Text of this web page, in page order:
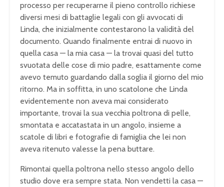
processo per recuperarne il pieno controllo richiese
diversi mesi di battaglie legali con gli avvocati di
Linda, che inizialmente contestarono la validità del
documento. Quando finalmente entrai di nuovo in
quella casa — la mia casa — la trovai quasi del tutto
svuotata delle cose di mio padre, esattamente come
avevo temuto guardando dalla soglia il giorno del mio
ritorno. Ma in soffitta, in uno scatolone che Linda
evidentemente non aveva mai considerato
importante, trovai la sua vecchia poltrona di pelle,
smontata e accatastata in un angolo, insieme a
scatole di libri e fotografie di famiglia che lei non
aveva ritenuto valesse la pena buttare.
Rimontai quella poltrona nello stesso angolo dello
studio dove era sempre stata. Non vendetti la casa —